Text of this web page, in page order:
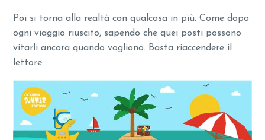
Poi si torna alla realtà con qualcosa in più. Come dopo
ogni viaggio riuscito, sapendo che quei posti possono
vitarli ancora quando vogliono. Basta riaccendere il
lettore.